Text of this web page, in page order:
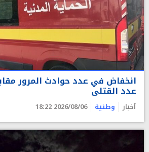
انخفاض في عدد حوادث المرور
عدد القتلى
أخبار وطنية 2026/08/06 18:22